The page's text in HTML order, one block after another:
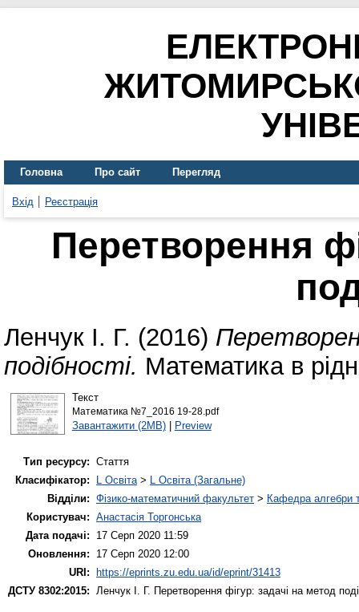
Головна Про сайт Перегляд
Вхід Реєстрація
Перетворення
Ленчук І. Г. (2016)
подібності. Математика в
Текст
Математика №7_2016 19-28.pdf
Завантажити (2MB)| Preview
Тип ресурсу: Стаття
Класифікатор:
L Освіта> L Освіта (Загальне)
Відділи: Фізико-математичний факультет > Кафедра алгебри
Користувач: Анастасія Торгонська
Дата подачі:
17 Серп 2020 11:59
Оновлення:
17 Серп 2020 12:00
URI:
https://eprints.zu.edu.ua/id/eprint/31413
ДСТУ 8302:2015: Ленчук І. Г. Перетворення фігур: задачі на метод